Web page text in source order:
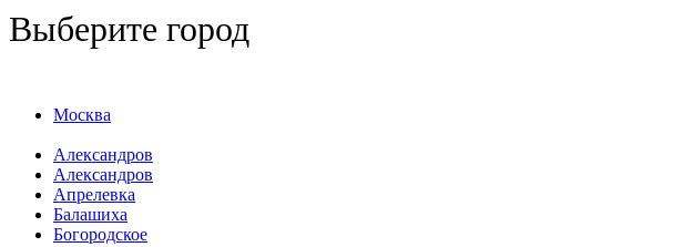
Выберите город
Москва
Александров
Александров
Апрелевка
Балашиха
Богородское